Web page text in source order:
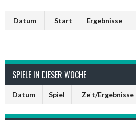
Datum Start Ergebnisse
SPIELE IN DIESER WOCHE
Datum Spiel Zeit/Ergebnisse